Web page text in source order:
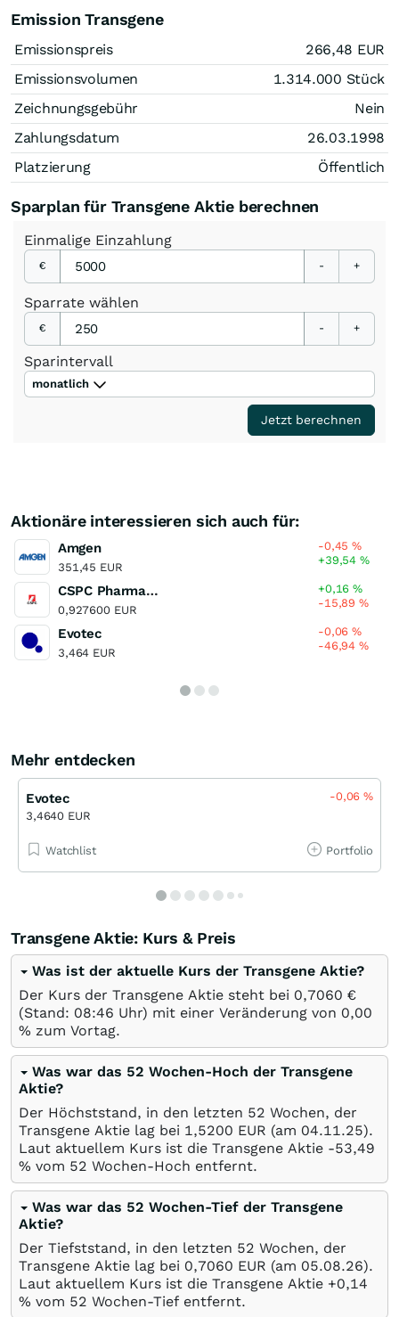
Emission Transgene
Emissionspreis 266,48 EUR
Emissionsvolumen
1.314.000 Stück
Zeichnungsgebühr
Nein
Zahlungsdatum
26.03.1998
Platzierung
Öffentlich
Sparplan für Transgene Aktie berechnen
Einmalige Einzahlung
€ - +
Sparrate wählen
€ - +
Sparintervall
monatlich
Jetzt berechnen
Aktionäre interessieren sich auch für:
Amgen
351,45 EUR
-0,45%
+39,54%
CSPC Pharmaceutical Group
0,927600 EUR
+0,16%
-15,89%
Evotec
3,464 EUR
-0,06%
-46,94%
Mehr entdecken
Evotec
3,4640 EUR
-0,06%
Watchlist Portfolio
Transgene Aktie: Kurs & Preis
Was ist der aktuelle Kurs der Transgene Aktie?
Der Kurs der Transgene Aktie steht bei 0,7060 €
(Stand: 08:46 Uhr) mit einer Veränderung von 0,00
% zum Vortag.
Was war das 52 Wochen-Hoch der Transgene
Aktie?
Der Höchststand, in den letzten 52 Wochen, der
Transgene Aktie lag bei 1,5200 EUR (am 04.11.25).
Laut aktuellem Kurs ist die Transgene Aktie -53,49
% vom 52 Wochen-Hoch entfernt.
Was war das 52 Wochen-Tief der Transgene
Aktie?
Der Tiefststand, in den letzten 52 Wochen, der
Transgene Aktie lag bei 0,7060 EUR (am 05.08.26).
Laut aktuellem Kurs ist die Transgene Aktie +0,14
% vom 52 Wochen-Tief entfernt.